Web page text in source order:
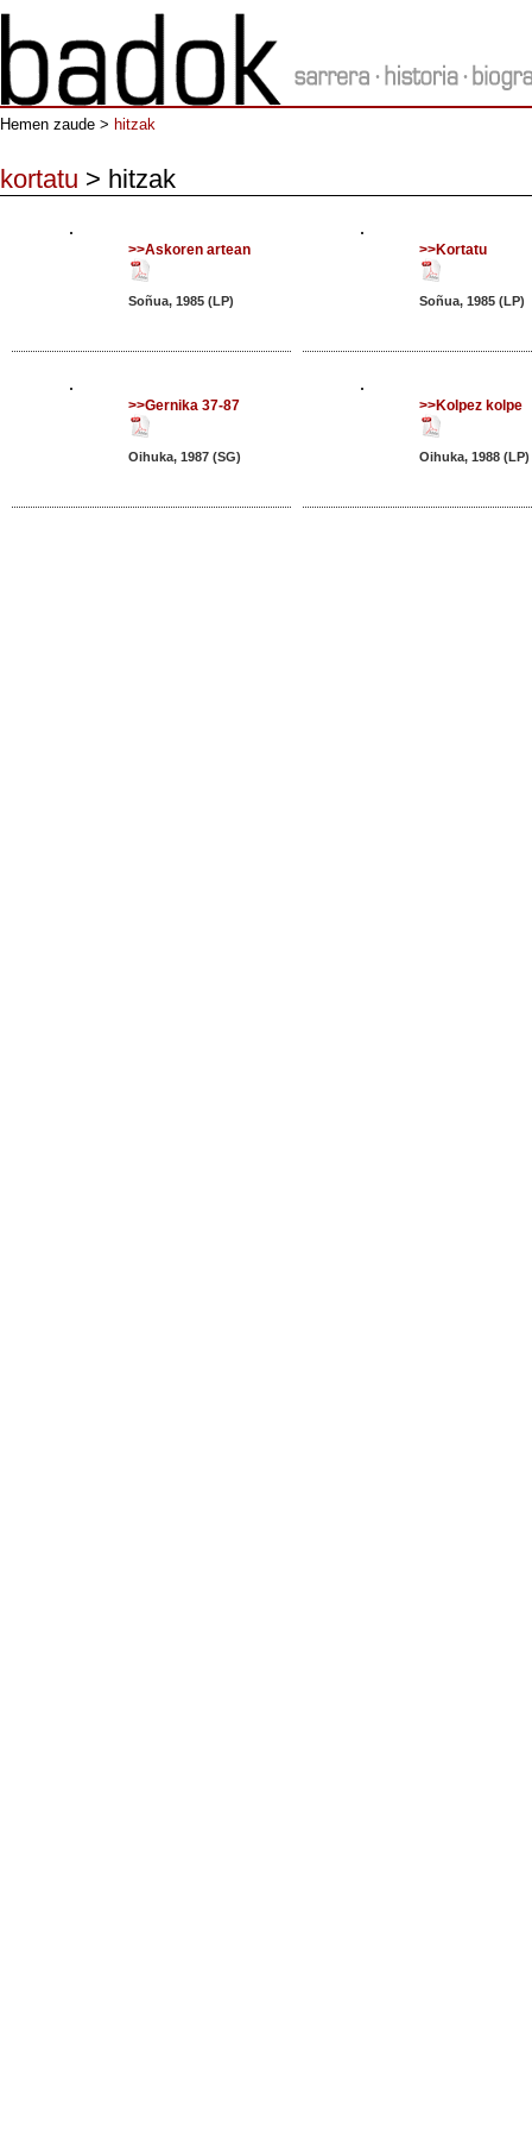
Hemen zaude > hitzak
kortatu > hitzak
>>Askoren artean
Soñua, 1985 (LP)
>>Kortatu
Soñua, 1985 (LP)
>>Gernika 37-87
Oihuka, 1987 (SG)
>>Kolpez kolpe
Oihuka, 1988 (LP)